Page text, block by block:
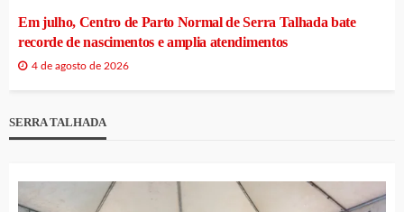
Em julho, Centro de Parto Normal de Serra Talhada bate
recorde de nascimentos e amplia atendimentos
4 de agosto de 2026
SERRA TALHADA